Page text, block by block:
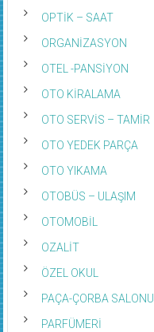
OPTİK – SAAT
ORGANİZASYON
OTEL -PANSİYON
OTO KİRALAMA
OTO SERVİS – TAMİR
OTO YEDEK PARÇA
OTO YIKAMA
OTOBÜS – ULAŞIM
OTOMOBİL
OZALİT
ÖZEL OKUL
PAÇA-ÇORBA SALONU
PARFÜMERİ